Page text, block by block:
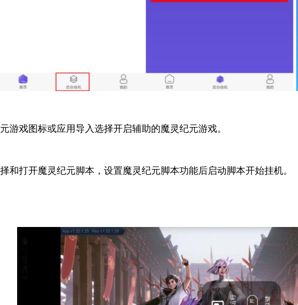
游戏图标或应用导入选择开启辅助的魔灵纪元游戏。
和打开魔灵纪元脚本，设置魔灵纪元脚本功能后启动脚本开始挂机。